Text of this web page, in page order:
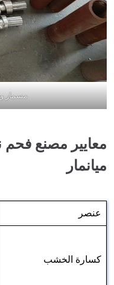
مسمار
معايير مصنع
ميانمار
عنصر
كسارة الخشب